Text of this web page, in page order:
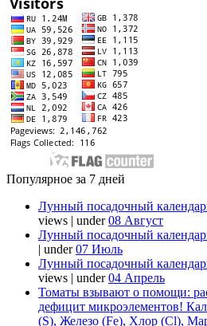
Популярное за 7 дней
Лунный посадочный
views | under08 Август
Лунный посадочный
| under07 Июль
Лунный посадочный
views | under04 Апрель
Томаты взывают о помощи:
дефицит микроэлементов!
(S), Железо (Fe), Хлор (Cl),